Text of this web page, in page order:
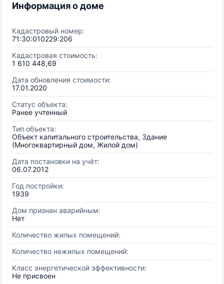
Информация о доме
Кадастровый номер:
71:30:010229:206
Кадастровая стоимость:
1 610 448,69
Дата обновления стоимости:
17.01.2020
Статус объекта:
Ранее учтенный
Тип объекта:
Объект капитального строительства, Здание
(Многоквартирный дом, Жилой дом)
Дата постановки на учёт:
06.07.2012
Год постройки:
1939
Дом признан аварийным:
Нет
Количество жилых помещений:
Количество нежилых помещений:
Класс энергетической эффективности:
Не присвоен